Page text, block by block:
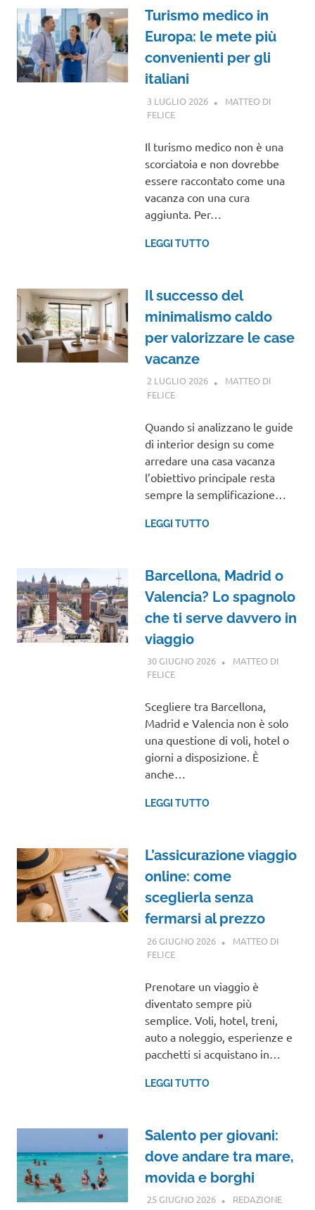
Turismo medico in
Europa: le mete più
convenienti per gli
italiani
3 LUGLIO 2026
MATTEO DI
FELICEGUIDE
Il turismo medico non è una
scorciatoia e non dovrebbe
essere raccontato come una
vacanza con una cura
aggiunta. Per…
LEGGI TUTTO
Il successo del
minimalismo caldo
per valorizzare le case
vacanze
2 LUGLIO 2026
MATTEO DI
FELICEGUIDE
Quando si analizzano le guide
di interior design su come
arredare una casa vacanza
l’obiettivo principale resta
sempre la semplificazione…
LEGGI TUTTO
Barcellona, Madrid o
Valencia? Lo spagnolo
che ti serve davvero in
viaggio
30 GIUGNO 2026
MATTEO DI
FELICEGUIDE
Scegliere tra Barcellona,
Madrid e Valencia non è solo
una questione di voli, hotel o
giorni a disposizione. È
anche…
LEGGI TUTTO
L’assicurazione viaggio
online: come
sceglierla senza
fermarsi al prezzo
26 GIUGNO 2026
MATTEO DI
FELICEGUIDE
Prenotare un viaggio è
diventato sempre più
semplice. Voli, hotel, treni,
auto a noleggio, esperienze e
pacchetti si acquistano in…
LEGGI TUTTO
Salento per giovani:
dove andare tra mare,
movida e borghi
25 GIUGNO 2026
REDAZIONE